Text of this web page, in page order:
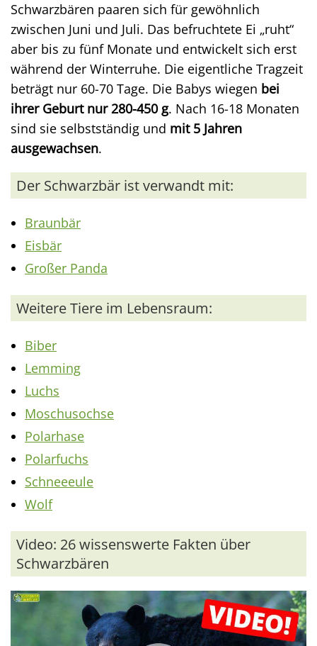
Schwarzbären paaren sich für gewöhnlich
zwischen Juni und Juli. Das befruchtete Ei „ruht“
aber bis zu fünf Monate und entwickelt sich erst
während der Winterruhe. Die eigentliche Tragzeit
beträgt nur 60-70 Tage. Die Babys wiegen bei
ihrer Geburt nur 280-450 g. Nach 16-18 Monaten
sind sie selbstständig und mit 5 Jahren
ausgewachsen.
Der Schwarzbär ist verwandt mit:
Braunbär
Eisbär
Großer Panda
Weitere Tiere im Lebensraum:
Biber
Lemming
Luchs
Moschusochse
Polarhase
Polarfuchs
Schneeeule
Wolf
Video: 26 wissenswerte Fakten über
Schwarzbären